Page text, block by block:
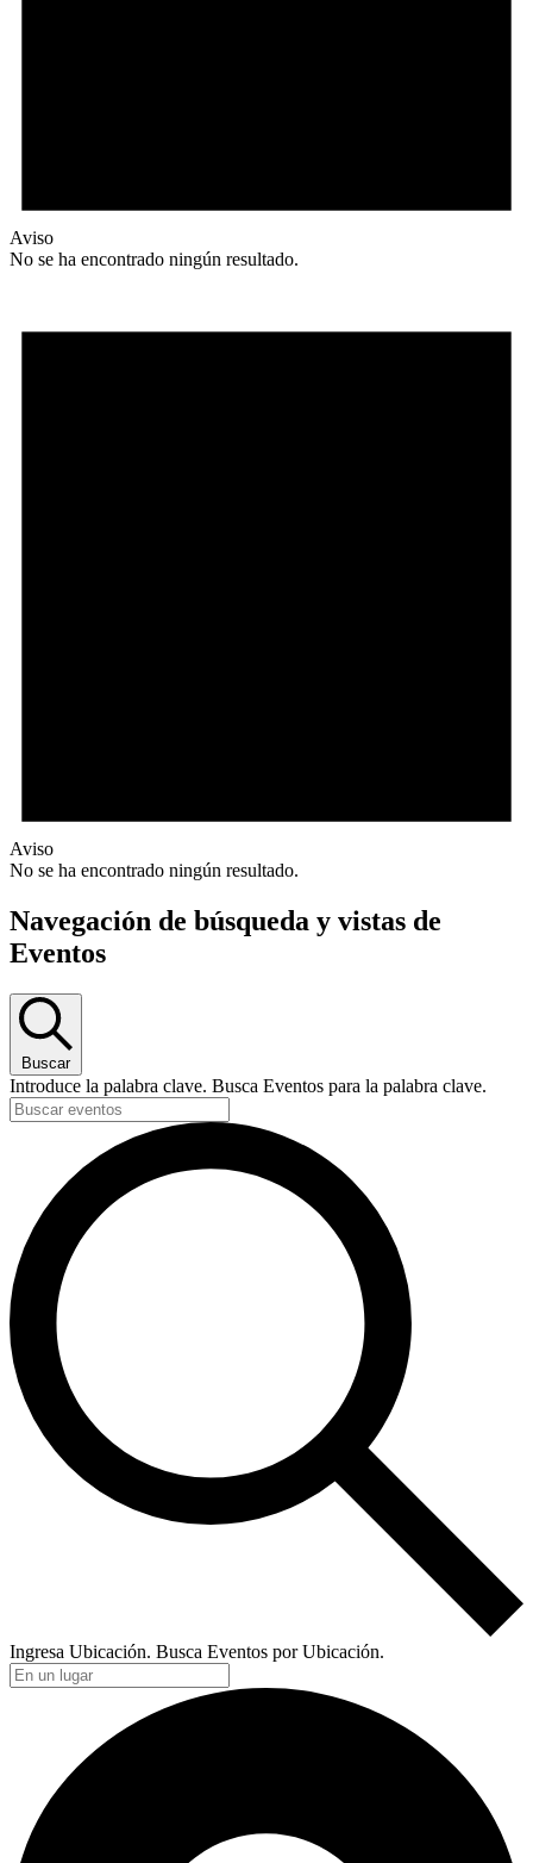
Aviso
No se ha encontrado ningún resultado.
Aviso
No se ha encontrado ningún resultado.
Navegación de búsqueda y vistas de
Eventos
Buscar
Introduce la palabra clave. Busca Eventos para la palabra clave.
Ingresa Ubicación. Busca Eventos por Ubicación.